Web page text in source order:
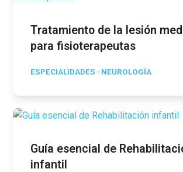
Tratamiento de la lesión
para fisioterapeutas
ESPECIALIDADES · NEUROLOGÍA
Guía esencial de
infantil